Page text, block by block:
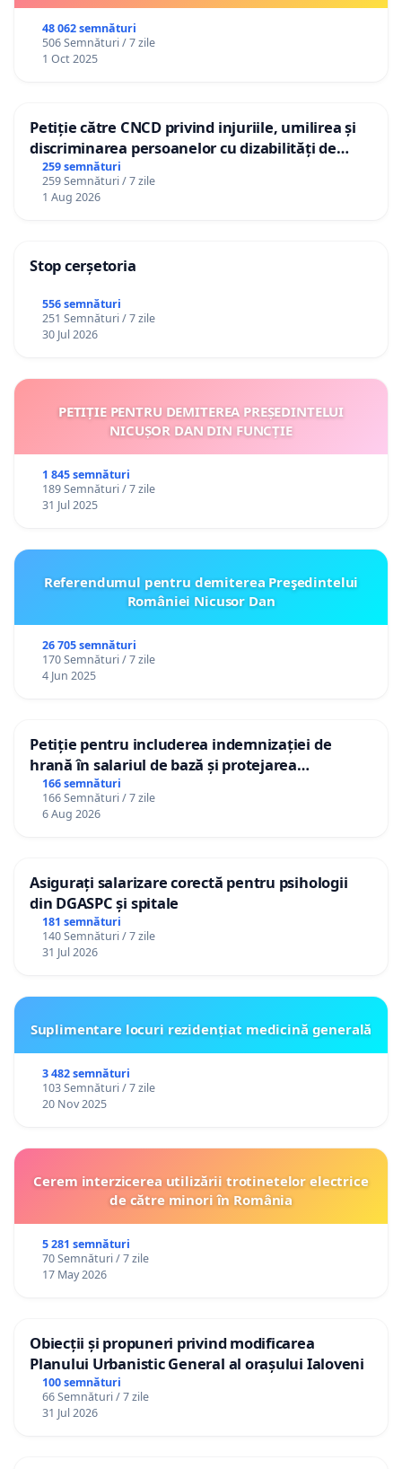
48 062 semnături
506 Semnături / 7 zile
1 Oct 2025
Petiție către CNCD privind injuriile, umilirea și
discriminarea persoanelor cu dizabilități de
către utilizatorul TikTok „Gorici”
259 semnături
259 Semnături / 7 zile
1 Aug 2026
Stop cerșetoria
556 semnături
251 Semnături / 7 zile
30 Jul 2026
PETIȚIE PENTRU DEMITEREA PREȘEDINTELUI
NICUȘOR DAN DIN FUNCȚIE
1 845 semnături
189 Semnături / 7 zile
31 Jul 2025
Referendumul pentru demiterea Preşedintelui
României Nicusor Dan
26 705 semnături
170 Semnături / 7 zile
4 Jun 2025
Petiție pentru includerea indemnizației de
hrană în salariul de bază și protejarea
gradațiilor de vechime pentru asistenții
personali
166 semnături
166 Semnături / 7 zile
6 Aug 2026
Asigurați salarizare corectă pentru psihologii
din DGASPC și spitale
181 semnături
140 Semnături / 7 zile
31 Jul 2026
Suplimentare locuri rezidențiat medicină generală
3 482 semnături
103 Semnături / 7 zile
20 Nov 2025
Cerem interzicerea utilizării trotinetelor electrice
de către minori în România
5 281 semnături
70 Semnături / 7 zile
17 May 2026
Obiecții și propuneri privind modificarea
Planului Urbanistic General al orașului Ialoveni
100 semnături
66 Semnături / 7 zile
31 Jul 2026